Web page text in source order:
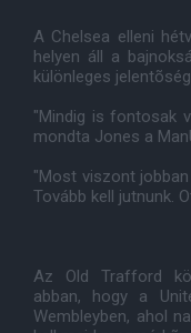
A Chelsea elleni
helyen áll a
különleges
"Mindig is fontosak
mondta Jones a
"Most viszont
Tovább kell jutnunk.
Az Old Trafford
abban, hogy a
Wembleyben, ahol